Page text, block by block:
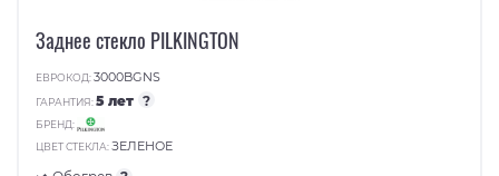
Заднее стекло PILKINGTON
ЕВРОКОД:3000BGNS
ГАРАНТИЯ:5 лет ?
БРЕНД:
ЦВЕТ СТЕКЛА:ЗЕЛЕНОЕ